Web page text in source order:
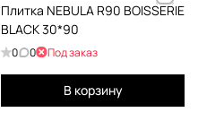
Плитка NEBULA R90 BOISSERIE
BLACK 30*90
0 0 Под заказ
В корзину